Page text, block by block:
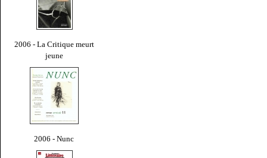
2006 - La Critique meurt
jeune
2006 - Nunc